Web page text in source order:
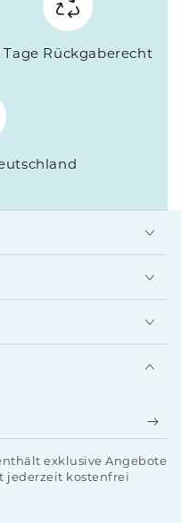
Tage Rückgaberecht
exklusive Angebote
jederzeit kostenfrei